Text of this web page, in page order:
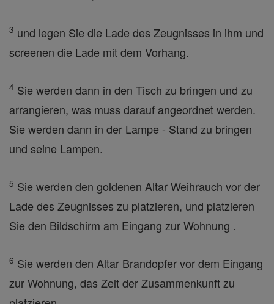
3 und legen Sie die Lade des Zeugnisses in ihm und
screenen die Lade mit dem Vorhang.
4 Sie werden dann in den Tisch zu bringen und zu
arrangieren, was muss darauf angeordnet werden.
Sie werden dann in der Lampe - Stand zu bringen
und seine Lampen.
5 Sie werden den goldenen Altar Weihrauch vor der
Lade des Zeugnisses zu platzieren, und platzieren
Sie den Bildschirm am Eingang zur Wohnung .
6 Sie werden den Altar Brandopfer vor dem Eingang
zur Wohnung, das Zelt der Zusammenkunft zu